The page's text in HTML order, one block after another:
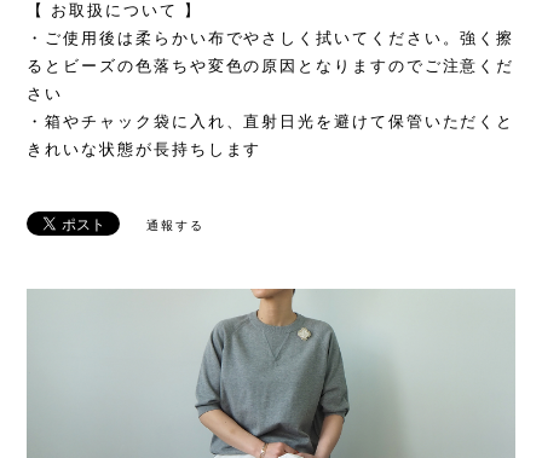
【 お取扱について 】
・ご使用後は柔らかい布でやさしく拭いてください。強く擦
るとビーズの色落ちや変色の原因となりますのでご注意くだ
さい
・箱やチャック袋に入れ、直射日光を避けて保管いただくと
きれいな状態が長持ちします
通報する